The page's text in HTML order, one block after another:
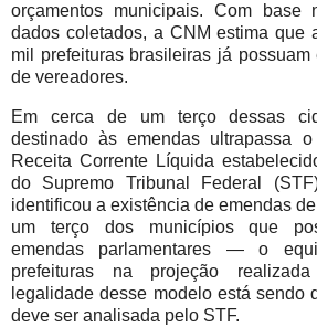
orçamentos municipais. Com base
dados coletados, a CNM estima que
mil prefeituras brasileiras já
de vereadores.
Em cerca de um terço dessas
destinado às emendas ultrapassa
Receita Corrente Líquida
do Supremo Tribunal Federal
identificou a existência de emendas
um terço dos municípios que
emendas parlamentares — o
prefeituras na projeção
legalidade desse modelo está sendo
deve ser analisada pelo STF.